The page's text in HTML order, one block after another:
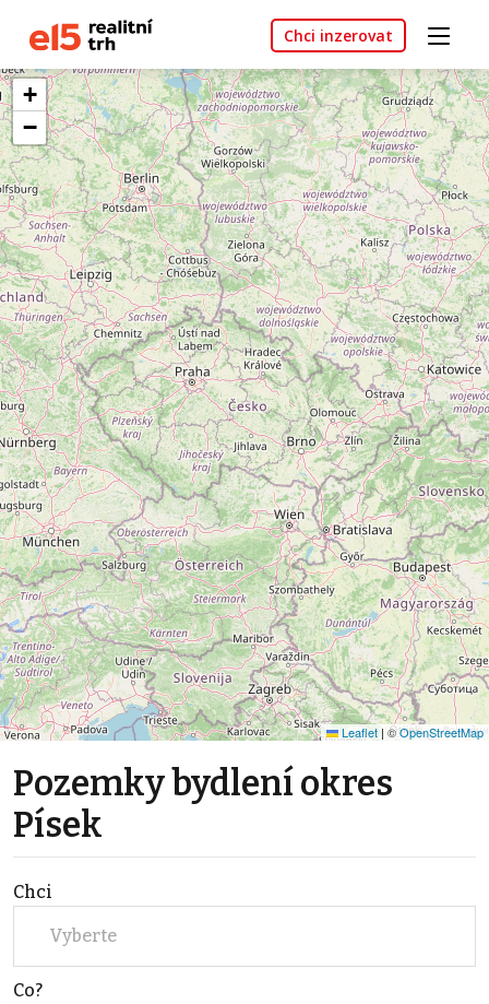
Chci inzerovat
+
−
Leaflet | ©OpenStreetMap
Pozemky bydlení okres
Písek
Chci
Vyberte
Co?